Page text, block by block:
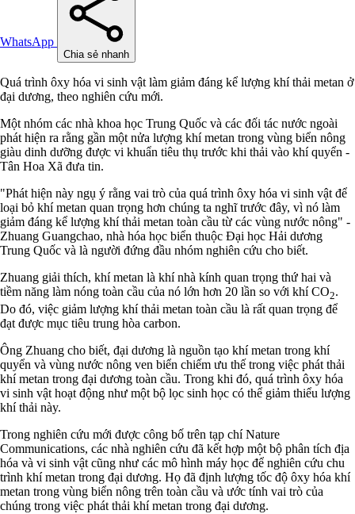
WhatsApp
Chia sẻ nhanh
Quá trình ôxy hóa vi sinh vật làm giảm đáng kể lượng khí thải metan ở
đại dương, theo nghiên cứu mới.
Một nhóm các nhà khoa học Trung Quốc và các đối tác nước ngoài
phát hiện ra rằng gần một nửa lượng khí metan trong vùng biển nông
giàu dinh dưỡng được vi khuẩn tiêu thụ trước khi thải vào khí quyển -
Tân Hoa Xã đưa tin.
"Phát hiện này ngụ ý rằng vai trò của quá trình ôxy hóa vi sinh vật để
loại bỏ khí metan quan trọng hơn chúng ta nghĩ trước đây, vì nó làm
giảm đáng kể lượng khí thải metan toàn cầu từ các vùng nước nông" -
Zhuang Guangchao, nhà hóa học biển thuộc Đại học Hải dương
Trung Quốc và là người đứng đầu nhóm nghiên cứu cho biết.
Zhuang giải thích, khí metan là khí nhà kính quan trọng thứ hai và
tiềm năng làm nóng toàn cầu của nó lớn hơn 20 lần so với khí CO2.
Do đó, việc giảm lượng khí thải metan toàn cầu là rất quan trọng để
đạt được mục tiêu trung hòa carbon.
Ông Zhuang cho biết, đại dương là nguồn tạo khí metan trong khí
quyển và vùng nước nông ven biển chiếm ưu thế trong việc phát thải
khí metan trong đại dương toàn cầu. Trong khi đó, quá trình ôxy hóa
vi sinh vật hoạt động như một bộ lọc sinh học có thể giảm thiểu lượng
khí thải này.
Trong nghiên cứu mới được công bố trên tạp chí Nature
Communications, các nhà nghiên cứu đã kết hợp một bộ phân tích địa
hóa và vi sinh vật cũng như các mô hình máy học để nghiên cứu chu
trình khí metan trong đại dương. Họ đã định lượng tốc độ ôxy hóa khí
metan trong vùng biển nông trên toàn cầu và ước tính vai trò của
chúng trong việc phát thải khí metan trong đại dương.